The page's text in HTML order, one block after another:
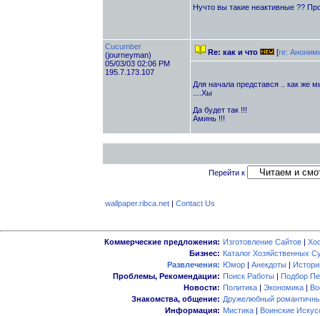
Нучто вы такие неактивные ??
Cucumber
(journeyman)
05/03/03 02:06 PM
195.7.173.107
Re: как и что [re:
Для начала представся .. как же
....Хы
Да будет так !!!
Аминь !!!
Перейти к
wallpaper.ribca.net| Contact Us
Коммерческие предложения: Изготовление Сайтов |
Бизнес: Каталог Хозяйственных
Развлечения: Юмор | Анекдоты |
Проблемы, Рекомендации: Поиск Работы | Подбор
Новости: Политика | Экономика |
Знакомства, общение: Дружелюбный
Информация: Мистика | Воинские